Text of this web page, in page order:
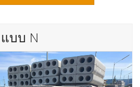
บบ N